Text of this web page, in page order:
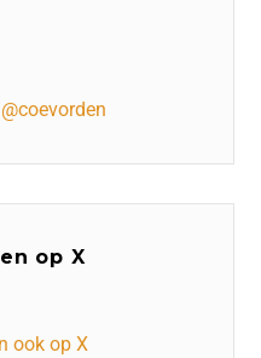
op X
ook op X